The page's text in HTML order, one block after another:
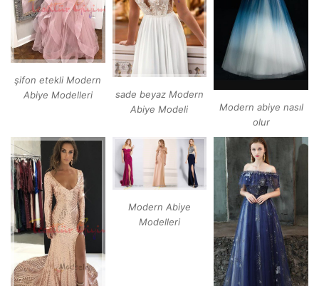
şifon etekli Modern
Abiye Modelleri
sade beyaz Modern
Abiye Modeli
Modern abiye nasıl
olur
Modern Abiye
Modelleri